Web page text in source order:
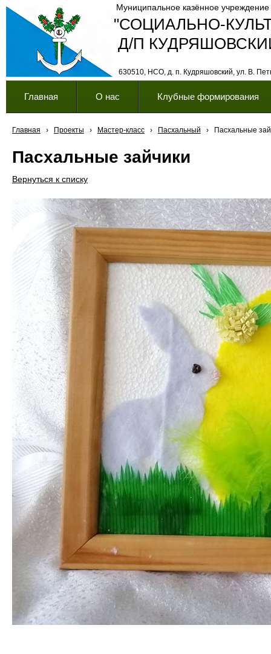
"СОЦИАЛЬНО-
630510, НСО, д. п. Кудряшовский, ул. В.
Муниципальное казённое учреждение
Д/П
Главная О нас Клубные формирования
Главная › Проекты › Мастер-класс › Пасхальный › Пасхальные
Пасхальные зайчики
Вернуться к списку